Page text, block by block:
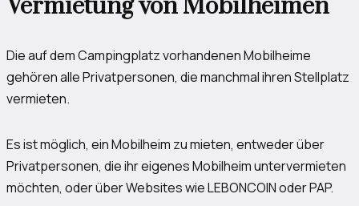
Die auf dem Campingplatz vorhandenen Mobilheime
gehören alle Privatpersonen, die manchmal ihren Stellplatz
vermieten.
Es ist möglich, ein Mobilheim zu mieten, entweder über
Privatpersonen, die ihr eigenes Mobilheim untervermieten
möchten, oder über Websites wie LEBONCOIN oder PAP.